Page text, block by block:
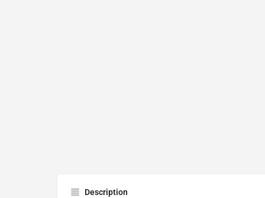
Description